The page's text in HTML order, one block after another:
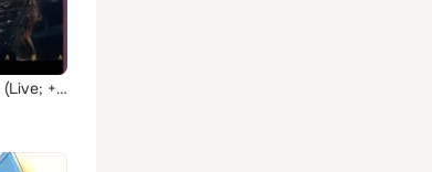
Anniversary 2824 (Live; +3; 2020 Remaster)